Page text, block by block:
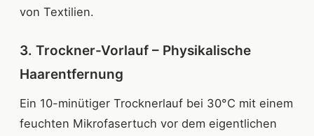
von Textilien.
3. Trockner-Vorlauf – Physikalische
Haarentfernung
Ein 10-minütiger Trocknerlauf bei 30°C mit einem
feuchten Mikrofasertuch vor dem eigentlichen